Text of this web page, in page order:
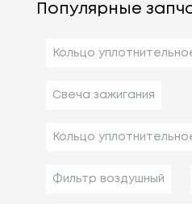
Популярные
Кольцо
Свеча зажигания
Кольцо
Фильтр воздушный